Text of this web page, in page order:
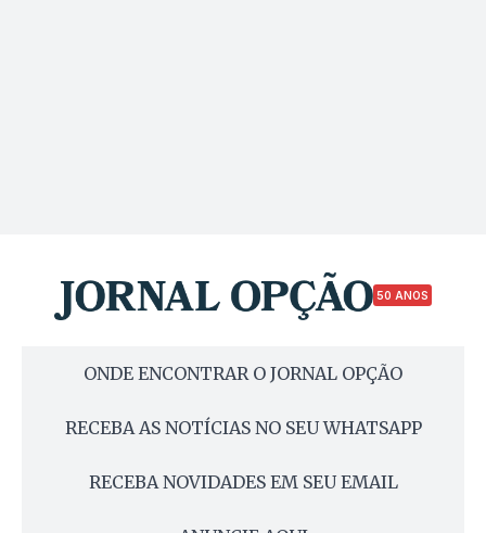
50 ANOS
ONDE ENCONTRAR O JORNAL OPÇÃO
RECEBA AS NOTÍCIAS NO SEU WHATSAPP
RECEBA NOVIDADES EM SEU EMAIL